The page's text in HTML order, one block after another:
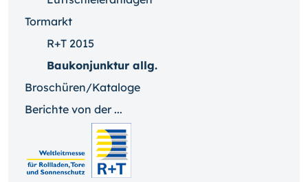
Tormarkt
R+T 2015
Baukonjunktur allg.
Broschüren/Kataloge
Berichte von der ...